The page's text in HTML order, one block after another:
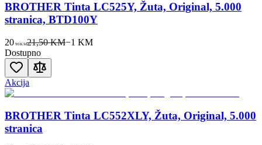
BROTHER Tinta LC525Y, Žuta, Original, 5.000
stranica, BTD100Y
20 90KM21,50 KM−1 KM
Dostupno
Akcija
BROTHER Tinta LC552XLY, Žuta, Original, 5.000
stranica